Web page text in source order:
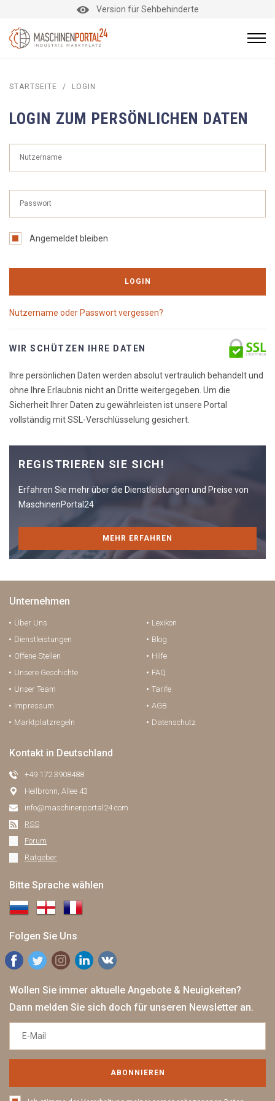
Version für Sehbehinderte
STARTSEITE / LOGIN
LOGIN ZUM PERSÖNLICHEN DATEN
Angemeldet bleiben
LOGIN
Nutzername oder Passwort vergessen?
WIR SCHÜTZEN IHRE DATEN
Ihre persönlichen Daten werden absolut vertraulich behandelt und
ohne Ihre Erlaubnis nicht an Dritte weitergegeben. Um die
Sicherheit Ihrer Daten zu gewährleisten ist unsere Portal
vollständig mit SSL-Verschlüsselung gesichert.
REGISTRIEREN SIE SICH!
Erfahren Sie mehr über die Dienstleistungen und Preise von
MaschinenPortal24
MEHR ERFAHREN
Unternehmen
Über Uns
Dienstleistungen
Offene Stellen
Unsere Geschichte
Unser Team
Impressum
Marktplatzregeln
Lexikon
Blog
Hilfe
FAQ
Tarife
AGB
Datenschutz
Kontakt in Deutschland
+49 172 3908488
Heilbronn, Allee 43
info@maschinenportal24.сom
RSS
Forum
Ratgeber
Bitte Sprache wählen
Folgen Sie Uns
Wollen Sie immer aktuelle Angebote & Neuigkeiten?
Dann melden Sie sich doch für unseren Newsletter an.
ABONNIEREN